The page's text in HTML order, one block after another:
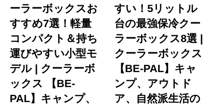
ーラーボックスお
すすめ7選！軽量
コンパクト＆持ち
運びやすい小型モ
デル | クーラーボ
ックス 【BE-
PAL】キャンプ、
すい！5リットル
台の最強保冷クー
ラーボックス8選 |
クーラーボックス
【BE-PAL】キャ
ンプ、アウトド
ア、自然派生活の